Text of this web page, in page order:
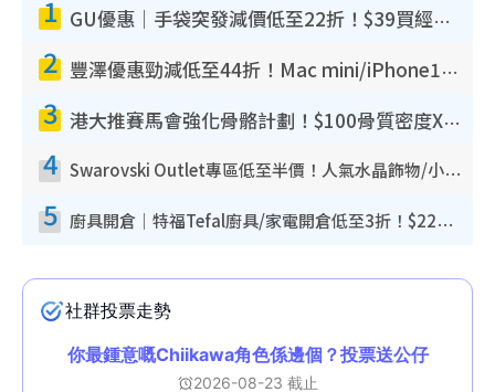
1 GU優惠｜手袋突發減價低至22折！$39買經典波士頓包/餃子袋！飾物同步減價$29起！
2 豐澤優惠勁減低至44折！Mac mini/iPhone17Pro大減價！廚房家電$220起
3 港大推賽馬會強化骨骼計劃！$100骨質密度X光檢查 完成免費運動訓練送超市禮券！附參加資格
4 Swarovski Outlet專區低至半價！人氣水晶飾物/小擺設$138起！迪士尼款/水晶高跟鞋都有平
5 廚具開倉｜特福Tefal廚具/家電開倉低至3折！$220起買平底鍋/炒鑊/湯煲！電飯煲/吸塵機/燙斗$418起